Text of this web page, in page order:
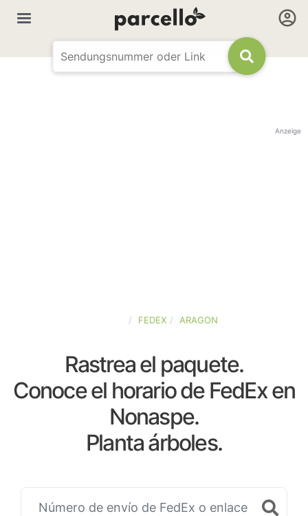
Anzeige
FEDEX ARAGON
Rastrea el paquete.
Conoce el horario de FedEx en
Nonaspe.
Planta árboles.